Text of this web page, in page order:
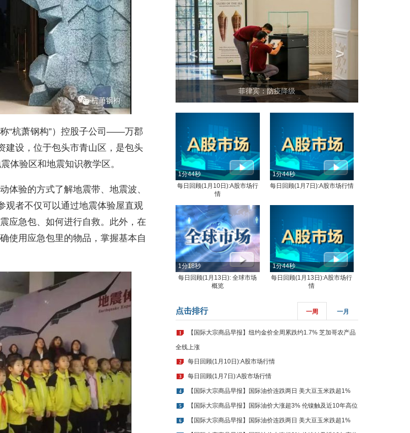
“杭萧钢构”）控股子公司——万郡
建设，位于包头市青山区，是包头
体验区和地震知识教学区。
体验的方式了解地震带、地震波、
观者不仅可以通过地震体验屋直观
应急包、如何进行自救。此外，在
使用应急包里的物品，掌握基本自
坐上火车看老挝
< >
1分44秒
每日回顾(1月10日):A股市场行
情
1分44秒
每日回顾(1月7日):A股市场行情
1分18秒
每日回顾(1月13日): 全球市场
概览
1分44秒
每日回顾(1月13日):A股市场行
情
1 【国际大宗商品早报】纽约金价全周累跌约1.7% 芝加哥农产品
全线上涨
2 每日回顾(1月10日):A股市场行情
3 每日回顾(1月7日):A股市场行情
4 【国际大宗商品早报】国际油价连跌两日 美大豆玉米跌超1%
5 【国际大宗商品早报】国际油价大涨超3% 伦镍触及近10年高位
6 【国际大宗商品早报】国际油价连跌两日 美大豆玉米跌超1%
7 【国际大宗商品早报】国际油价大涨超3% 伦镍触及近10年高位
8 【国际大宗商品早报】纽约金价全周累跌约1.7% 芝加哥农产品